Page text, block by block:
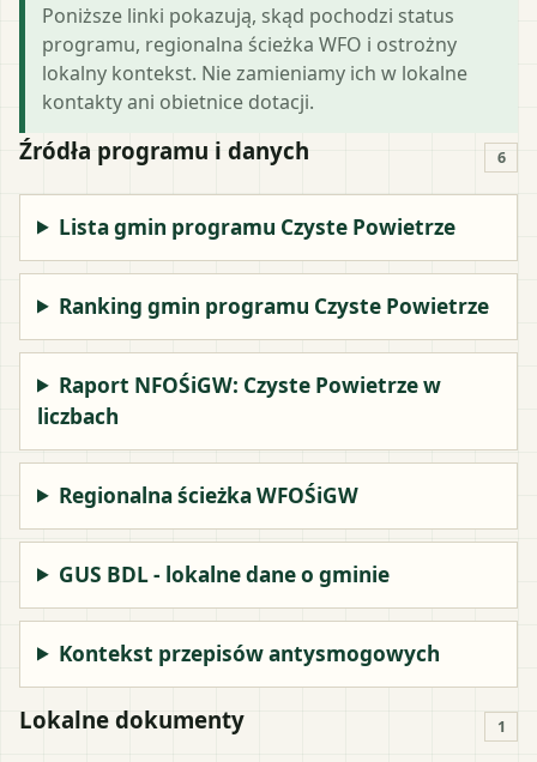
Poniższe linki pokazują, skąd pochodzi status
programu, regionalna ścieżka WFO i ostrożny
lokalny kontekst. Nie zamieniamy ich w lokalne
kontakty ani obietnice dotacji.
Źródła programu i danych 6
Lista gmin programu Czyste Powietrze
Ranking gmin programu Czyste Powietrze
Raport NFOŚiGW: Czyste Powietrze w
liczbach
Regionalna ścieżka WFOŚiGW
GUS BDL - lokalne dane o gminie
Kontekst przepisów antysmogowych
Lokalne dokumenty 1